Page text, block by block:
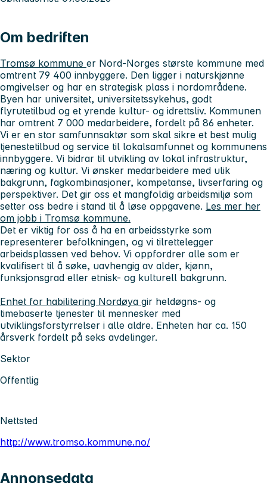
Om bedriften
Tromsø kommune er Nord-Norges største kommune med
omtrent 79 400 innbyggere. Den ligger i naturskjønne
omgivelser og har en strategisk plass i nordområdene.
Byen har universitet, universitetssykehus, godt
flyrutetilbud og et yrende kultur- og idrettsliv. Kommunen
har omtrent 7 000 medarbeidere, fordelt på 86 enheter.
Vi er en stor samfunnsaktør som skal sikre et best mulig
tjenestetilbud og service til lokalsamfunnet og kommunens
innbyggere. Vi bidrar til utvikling av lokal infrastruktur,
næring og kultur. Vi ønsker medarbeidere med ulik
bakgrunn, fagkombinasjoner, kompetanse, livserfaring og
perspektiver. Det gir oss et mangfoldig arbeidsmiljø som
setter oss bedre i stand til å løse oppgavene. Les mer her
om jobb i Tromsø kommune.
Det er viktig for oss å ha en arbeidsstyrke som
representerer befolkningen, og vi tilrettelegger
arbeidsplassen ved behov. Vi oppfordrer alle som er
kvalifisert til å søke, uavhengig av alder, kjønn,
funksjonsgrad eller etnisk- og kulturell bakgrunn.
Enhet for habilitering Nordøya gir heldøgns- og
timebaserte tjenester til mennesker med
utviklingsforstyrrelser i alle aldre. Enheten har ca. 150
årsverk fordelt på seks avdelinger.
Sektor
Offentlig
Nettsted
http://www.tromso.kommune.no/
Annonsedata